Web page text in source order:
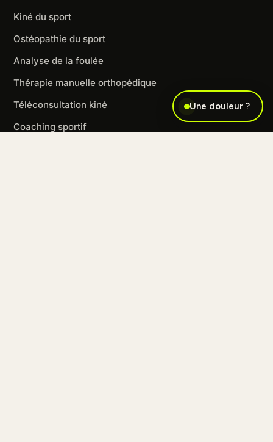
Kiné du sport
Ostéopathie du sport
Analyse de la foulée
Thérapie manuelle orthopédique
Téléconsultation kiné
Coaching sportif
Une douleur ?